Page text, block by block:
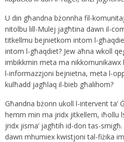
U din għandna bżonnha fil-
nitolbu lill-Mulej jagħtina dawn il-
titkellmu bejnietkom intom l-
intom l-għaqdiet? Jew aħna wkoll
imbikkmin meta ma
l-informazzjoni bejnietna, meta l-
kulħadd jagħlaq il-bieb għalihom?
Għandna bżonn ukoll l-intervent ta’
hemm min ma jridx jitkellem, iħollu
jridx jisma’ jagħtih id-don tas-
dawn mhumiex kwistjoni tal-fiżika